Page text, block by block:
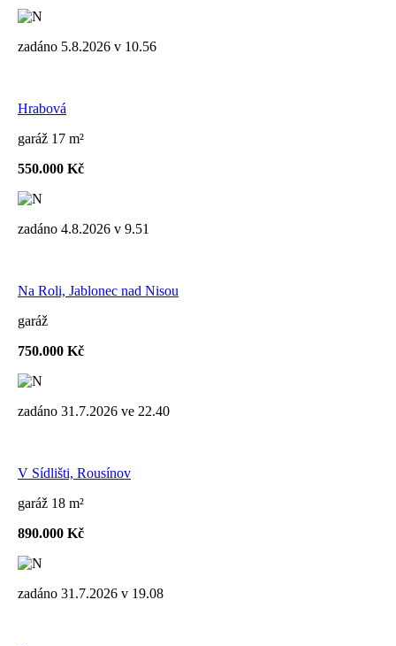
zadáno 5.8.2026 v 10.56
Hrabová
garáž 17 m²
550.000 Kč
zadáno 4.8.2026 v 9.51
Na Roli, Jablonec nad Nisou
garáž
750.000 Kč
zadáno 31.7.2026 ve 22.40
V Sídlišti, Rousínov
garáž 18 m²
890.000 Kč
zadáno 31.7.2026 v 19.08